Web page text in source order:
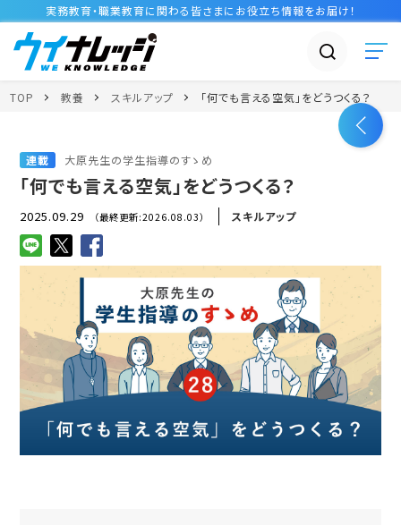
実務教育・職業教育に関わる皆さまに お役立ち情報をお届け！
TOP 教養 スキルアップ 「何でも言える空気」をどうつくる？
連載 大原先生の学生指導のすゝめ
「何でも言える空気」をどうつくる？
2025.09.29 （最終更新:2026.08.03） スキルアップ